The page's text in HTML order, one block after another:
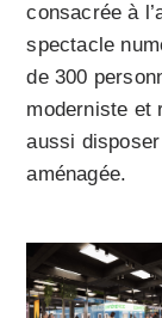
consacrée à
spectacle
de 300
moderniste et
aussi
aménagée.